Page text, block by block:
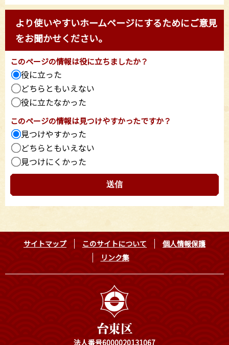
より使いやすいホームページにするためにご意見
をお聞かせください。
このページの情報は役に立ちましたか？
役に立った
どちらともいえない
役に立たなかった
このページの情報は見つけやすかったですか？
見つけやすかった
どちらともいえない
見つけにくかった
サイトマップ このサイトについて
個人情報保護
リンク集
法人番号6000020131067